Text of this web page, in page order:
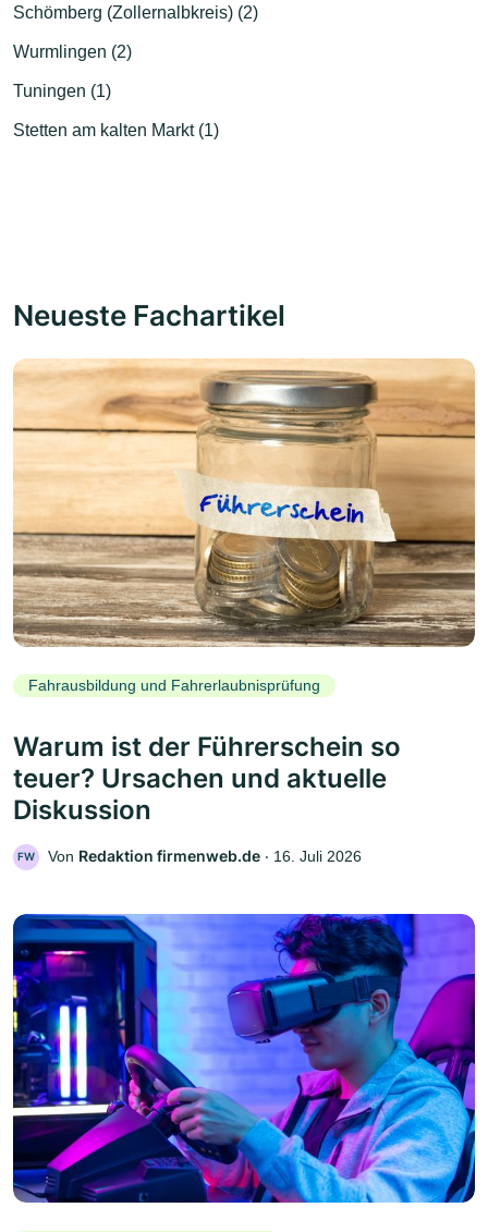
Schömberg (Zollernalbkreis) (2)
Wurmlingen (2)
Tuningen (1)
Stetten am kalten Markt (1)
Neueste Fachartikel
Fahrausbildung und Fahrerlaubnisprüfung
Warum ist der Führerschein so
teuer? Ursachen und aktuelle
Diskussion
FW Von Redaktion firmenweb.de ‧ 16. Juli 2026